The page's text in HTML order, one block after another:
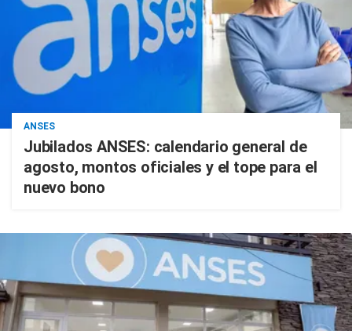
ANSES
Jubilados ANSES: calendario general de
agosto, montos oficiales y el tope para el
nuevo bono